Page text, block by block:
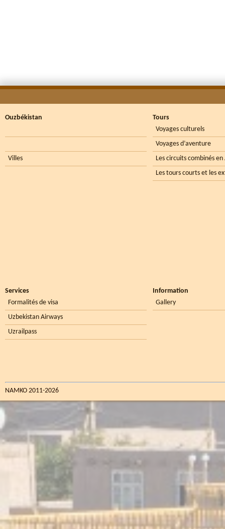
Ouzbékistan
Villes
Tours
Voyages culturels
Voyages d’aventure
Les circuits combinés
Les tours courts et les
Services
Formalités de visa
Uzbekistan Airways
Uzrailpass
Information
Gallery
NAMKO 2011-2026